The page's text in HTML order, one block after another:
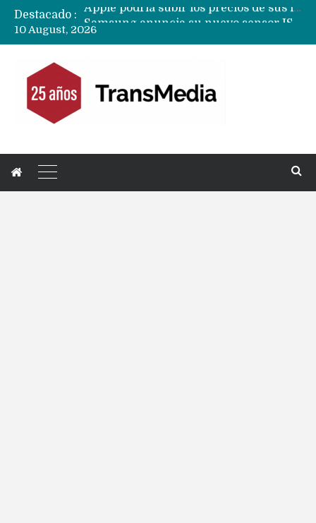
Destacado :
Samsung anuncia su nuevo sensor ISOCELL HPC de 200MP pero no será usado en el S27 Ultra
Xiaomi se encuentra en una situación financiera frágil donde el negocio de teléfonos y ganancias «crujen»
10 August, 2026